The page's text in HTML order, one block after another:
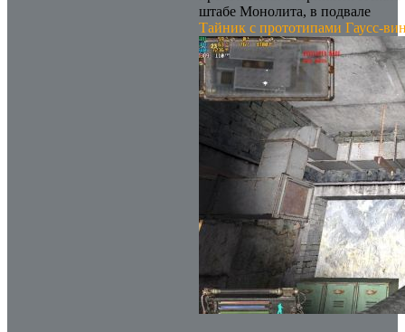
штабе Монолита, в подвале
Тайник с прототипами Гаусс-